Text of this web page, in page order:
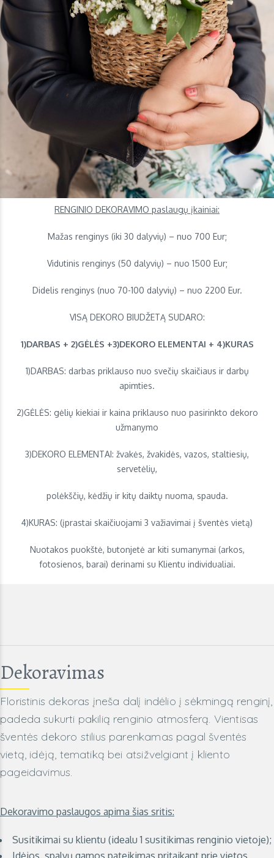
RENGINIO DEKORAVIMO paslaugų įkainiai:
Mažas renginys (iki 30 dalyvių) – nuo 700 Eur;
Vidutinis renginys (50 dalyvių) – nuo 1500 Eur;
Didelis renginys (nuo 70-100 dalyvių) – nuo 2200 Eur.
VISĄ DEKORO BIUDŽETĄ SUDARO:
1)DARBAS + 2)GĖLĖS +3)DEKORO ELEMENTAI + 4)KURAS
1)DARBAS: darbas priklauso nuo svečių skaičiaus ir darbų
apimties.
2)GĖLĖS: gėlių kiekiai ir kaina priklauso nuo pasirinkto dekoro
užmanymo
3)DEKORO ELEMENTAI: žvakės, žvakidės, vazos, staltiesių,
servetėlių,
polėkščių, kėdžių ir kitų daiktų nuoma, spauda.
4)KURAS: (įprastai skaičiuojami 3 važiavimai į šventės vietą)
Nuotakos puokštė, butonjetė ar kiti sumanymai (arkos,
fotosienos, barai) derinami su Klientu individualiai.
Dekoravimas
Floristinis dekoras įneša dalį indėlio į sėkmingą renginį,
padeda sukurti pakilią renginio atmosferą. Vientisas
šventės dekoro stilius parenkamas pagal šventės
vietą, idėją, tematiką bei atsižvelgiant į kliento
pageidavimus.
Dekoravimo paslaugos apima šias sritis:
Susitikimai su klientu (idealu 1 susitikimas renginio vietoje);